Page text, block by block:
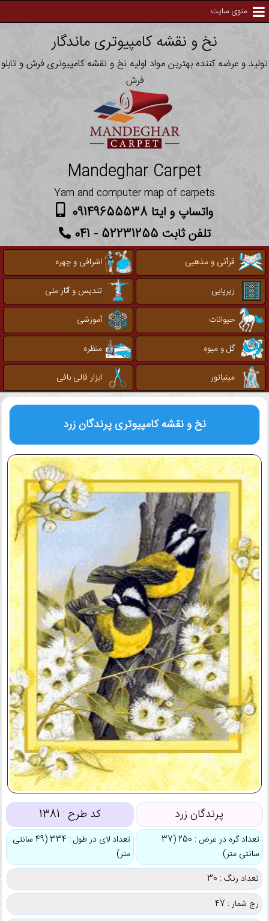
منوی سایت
نخ و نقشه کامپیوتری ماندگار
تولید و عرضه کننده بهترین مواد اولیه نخ و نقشه کامپیوتری فرش و تابلو
فرش
Mandeghar Carpet
Yarn and computer map of carpets
واتساپ و ایتا 09149655538
تلفن ثابت 52231255 - 041
قرآنی و مذهبی
اشرافی و چهره
زیرپایی
تندیس و آثار ملی
حیوانات
آموزشی
گل و میوه
منظره
مینیاتور
ابزار قالی بافی
نخ و نقشه کامپیوتریپرندگان زرد
پرندگان زرد کد طرح : 1381
تعداد گره در عرض : 250 (37
سانتی متر)
تعداد لای در طول : 334 (49 سانتی
متر)
تعداد رنگ : 30
رج شمار : 47